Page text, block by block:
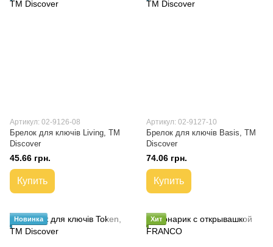
Артикул: 02-9126-08
Брелок для ключів Living, TM
Discover
45.66 грн.
Купить
Артикул: 02-9127-10
Брелок для ключів Basis, TM
Discover
74.06 грн.
Купить
Новинка Хит